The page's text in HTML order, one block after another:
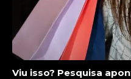
Viu isso? Pesquisa